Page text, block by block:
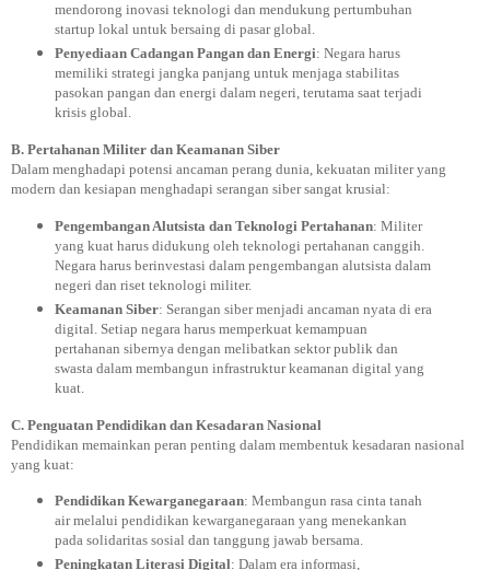
mendorong inovasi teknologi dan mendukung pertumbuhan
startup lokal untuk bersaing di pasar global.
Penyediaan Cadangan Pangan dan Energi: Negara harus
memiliki strategi jangka panjang untuk menjaga stabilitas
pasokan pangan dan energi dalam negeri, terutama saat terjadi
krisis global.
B. Pertahanan Militer dan Keamanan Siber
Dalam menghadapi potensi ancaman perang dunia, kekuatan militer yang
modern dan kesiapan menghadapi serangan siber sangat krusial:
Pengembangan Alutsista dan Teknologi Pertahanan: Militer
yang kuat harus didukung oleh teknologi pertahanan canggih.
Negara harus berinvestasi dalam pengembangan alutsista dalam
negeri dan riset teknologi militer.
Keamanan Siber: Serangan siber menjadi ancaman nyata di era
digital. Setiap negara harus memperkuat kemampuan
pertahanan sibernya dengan melibatkan sektor publik dan
swasta dalam membangun infrastruktur keamanan digital yang
kuat.
C. Penguatan Pendidikan dan Kesadaran Nasional
Pendidikan memainkan peran penting dalam membentuk kesadaran nasional
yang kuat:
Pendidikan Kewarganegaraan: Membangun rasa cinta tanah
air melalui pendidikan kewarganegaraan yang menekankan
pada solidaritas sosial dan tanggung jawab bersama.
Peningkatan Literasi Digital: Dalam era informasi,